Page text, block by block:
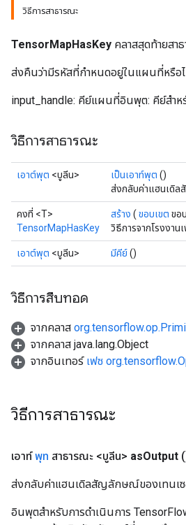
วิธีการสาธารณะ
TensorMapHasKey คลาสสุดท้ายสา
ส่งคืนว่ามีรหัสที่กำหนดอยู่ในแผนที่หรือ
input_handle: คีย์แผนที่อินพุต: คีย์สำ
วิธีการสาธารณะ
เอาต์พุต <บูลีน> เป็นเอาท์พุต ()
ส่งกลับค่าแฮนเดิล
คงที่ <T>
TensorMapHasKey
สร้าง ( ขอบเขต ขอ
วิธีการจากโรงงาน
เอาต์พุต <บูลีน> มีคีย์()
วิธีการสืบทอด
จากคลาส
จากคลาส java.lang.Object
จากอินเทอร์ เฟซ
วิธีการสาธารณะ
เอาท์พุท สาธารณะ <บูลีน> asOutput
ส่งกลับค่าแฮนเดิลสัญลักษณ์ของเทนเ
อินพุตสำหรับการดำเนินการ